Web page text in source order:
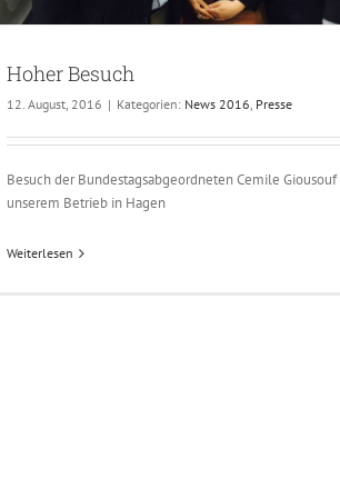
Hoher Besuch
12. August, 2016 | Kategorien: News 2016, Presse
Besuch der Bundestagsabgeordneten Cemile Giousouf
unserem Betrieb in Hagen
Weiterlesen